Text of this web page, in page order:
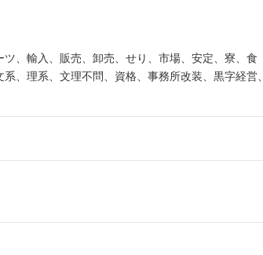
、輸入、販売、卸売、せり、市場、安定、寮、食
、理系、文理不問、資格、事務所改装、黒字経営、